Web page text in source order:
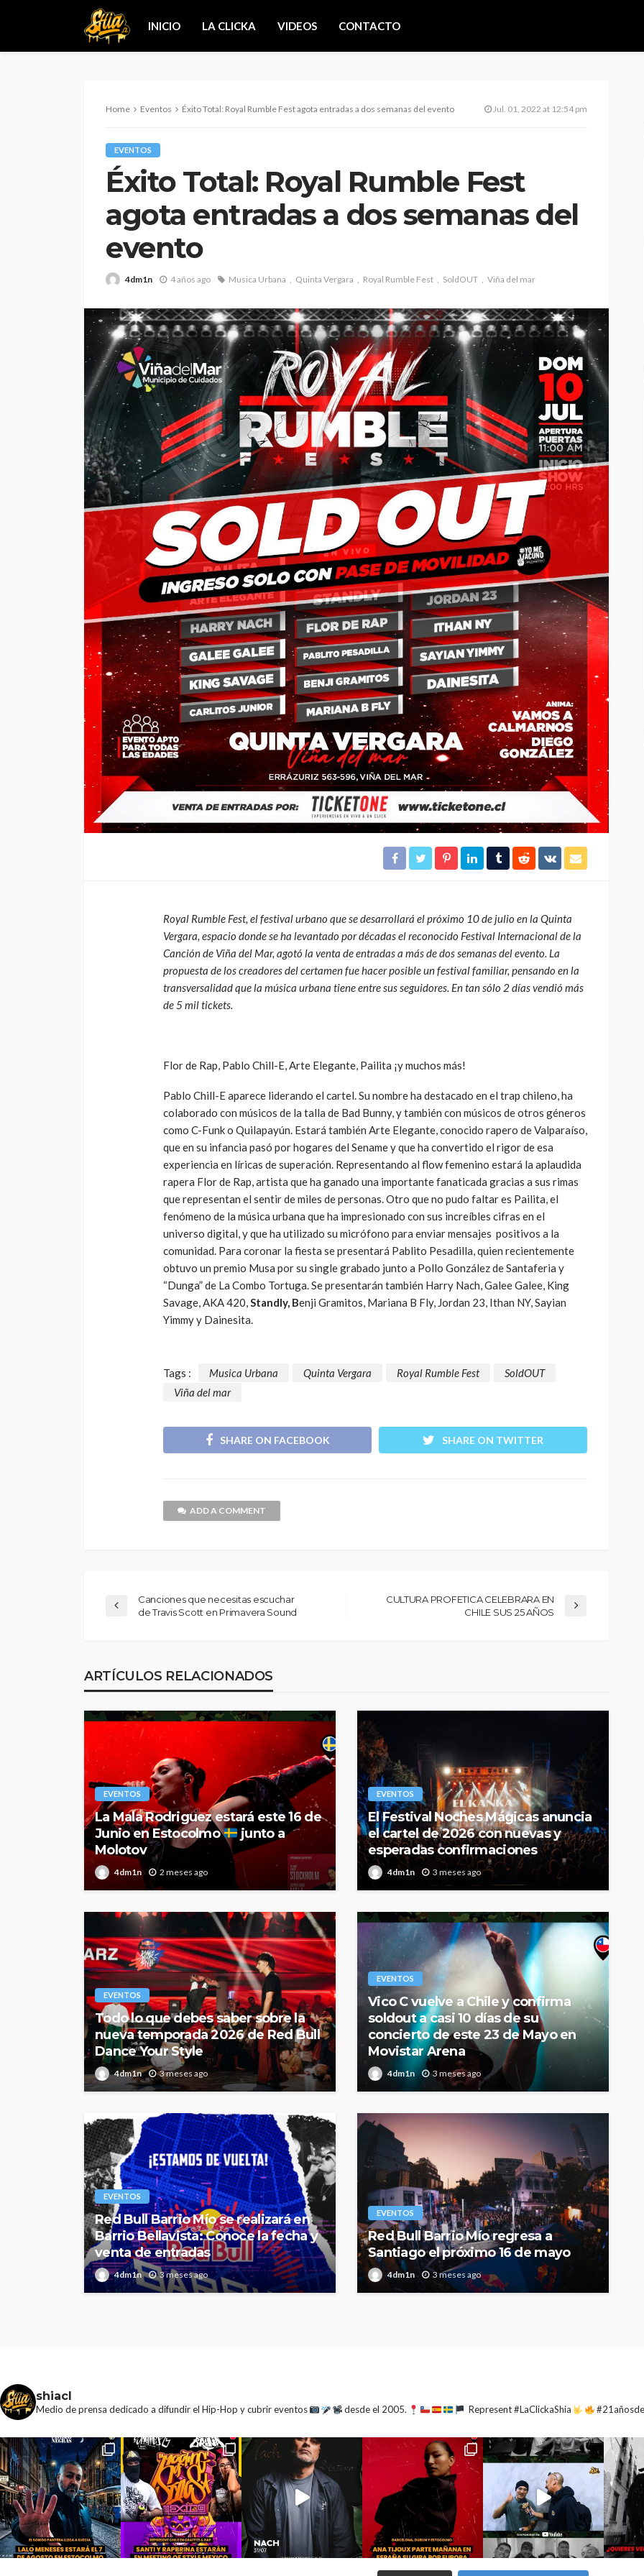
INICIO LA CLICKA VIDEOS CONTACTO
Home Eventos Éxito Total: Royal Rumble Fest agota entradas a dos semanas del evento Jul. 01, 2022 at 12:54 pm
EVENTOS
Éxito Total: Royal Rumble Fest
agota entradas a dos semanas del
evento
4dm1n 4 años ago Musica Urbana Quinta Vergara Royal Rumble Fest SoldOUT Viña del mar
Royal Rumble Fest, el festival urbano que se desarrollará el próximo 10 de julio en la Quinta
Vergara, espacio donde se ha levantado por décadas el reconocido Festival Internacional de la
Canción de Viña del Mar, agotó la venta de entradas a más de dos semanas del evento. La
propuesta de los creadores del certamen fue hacer posible un festival familiar, pensando en la
transversalidad que la música urbana tiene entre sus seguidores. En tan sólo 2 días vendió más
de 5 mil tickets.
Flor de Rap, Pablo Chill-E, Arte Elegante, Pailita ¡y muchos más!
Pablo Chill-E aparece liderando el cartel. Su nombre ha destacado en el trap chileno, ha
colaborado con músicos de la talla de Bad Bunny, y también con músicos de otros géneros
como C-Funk o Quilapayún. Estará también Arte Elegante, conocido rapero de Valparaíso,
que en su infancia pasó por hogares del Sename y que ha convertido el rigor de esa
experiencia en líricas de superación. Representando al flow femenino estará la aplaudida
rapera Flor de Rap, artista que ha ganado una importante fanaticada gracias a sus rimas
que representan el sentir de miles de personas. Otro que no pudo faltar es Pailita, el
fenómeno de la música urbana que ha impresionado con sus increíbles cifras en el
universo digital, y que ha utilizado su micrófono para enviar mensajes positivos a la
comunidad. Para coronar la fiesta se presentará Pablito Pesadilla, quien recientemente
obtuvo un premio Musa por su single grabado junto a Pollo González de Santaferia y
“Dunga” de La Combo Tortuga. Se presentarán también Harry Nach, Galee Galee, King
Savage, AKA 420,Standly, Benji Gramitos, Mariana B Fly, Jordan 23, Ithan NY, Sayian
Yimmy y Dainesita.
Tags : Musica Urbana Quinta Vergara Royal Rumble Fest
SoldOUT
Viña del mar
SHARE ON FACEBOOK SHARE ON TWITTER
ADD A COMMENT
Canciones que necesitas escuchar
de Travis Scott en Primavera Sound
CULTURA PROFETICA CELEBRARA EN
CHILE SUS 25 AÑOS
ARTÍCULOS RELACIONADOS
EVENTOS
La Mala Rodriguez estará este 16 de
Junio en Estocolmo
junto a
Molotov
4dm1n 2 meses ago
EVENTOS
El Festival Noches Mágicas anuncia
el cartel de 2026 con nuevas y
esperadas confirmaciones
4dm1n 3 meses ago
EVENTOS
Todo lo que debes saber sobre la
nueva temporada 2026 de Red Bull
Dance Your Style
4dm1n 3 meses ago
EVENTOS
Vico C vuelve a Chile y confirma
soldout a casi 10 días de su
concierto de este 23 de Mayo en
Movistar Arena
4dm1n 3 meses ago
EVENTOS
Red Bull Barrio Mío se realizará en
Barrio Bellavista: Conoce la fecha y
venta de entradas
4dm1n 3 meses ago
EVENTOS
Red Bull Barrio Mío regresa a
Santiago el próximo 16 de mayo
4dm1n 3 meses ago
EVENTOS
Vico C vuelve a Chile y
confirma soldout a casi 10
días de su concierto de este
23 de Mayo en Movistar
Arena
4dm1n 3 meses ago 325
EVENTOS
La Mala Rodriguez estará
este 16 de Junio en
Estocolmo
junto a
Molotov
4dm1n 2 meses ago
shiacl
Medio de prensa dedicado a difundir el Hip-Hop y cubrir eventos desde el 2005. Represent #LaClickaShia